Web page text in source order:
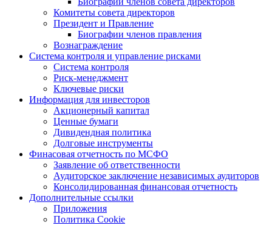
Комитеты совета директоров
Президент и Правление
Биографии членов правления
Вознаграждение
Система контроля и управление рисками
Система контроля
Риск-менеджмент
Ключевые риски
Информация для инвесторов
Акционерный капитал
Ценные бумаги
Дивидендная политика
Долговые инструменты
Финасовая отчетность по МСФО
Заявление об ответственности
Аудиторское заключение независимых аудиторов
Консолидированная финансовая отчетность
Дополнительные ссылки
Приложения
Политика Cookie